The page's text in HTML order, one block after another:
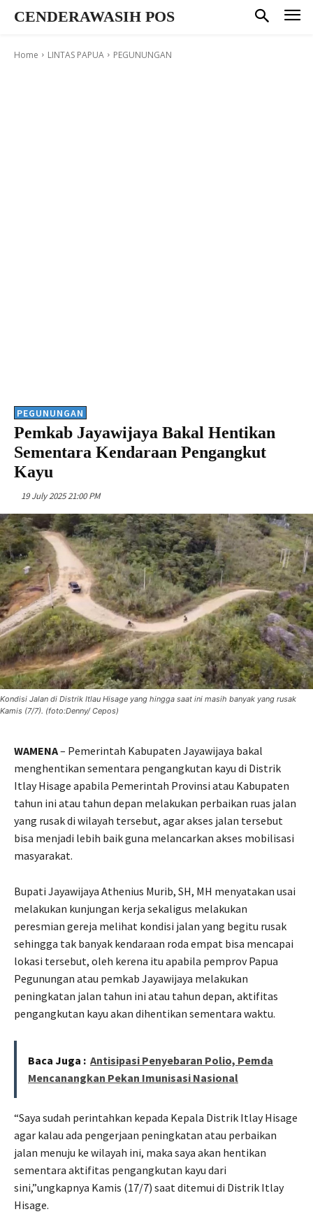
CENDERAWASIH POS
Home LINTAS PAPUA PEGUNUNGAN
PEGUNUNGAN
Pemkab Jayawijaya Bakal Hentikan
Sementara Kendaraan Pengangkut
Kayu
19 July 2025 21:00 PM
Kondisi Jalan di Distrik Itlau Hisage yang hingga saat ini masih banyak yang rusak
Kamis (7/7). (foto:Denny/ Cepos)
WAMENA– Pemerintah Kabupaten Jayawijaya bakal
menghentikan sementara pengangkutan kayu di Distrik
Itlay Hisage apabila Pemerintah Provinsi atau Kabupaten
tahun ini atau tahun depan melakukan perbaikan ruas jalan
yang rusak di wilayah tersebut, agar akses jalan tersebut
bisa menjadi lebih baik guna melancarkan akses mobilisasi
masyarakat.
Bupati Jayawijaya Athenius Murib, SH, MH menyatakan usai
melakukan kunjungan kerja sekaligus melakukan
peresmian gereja melihat kondisi jalan yang begitu rusak
sehingga tak banyak kendaraan roda empat bisa mencapai
lokasi tersebut, oleh kerena itu apabila pemprov Papua
Pegunungan atau pemkab Jayawijaya melakukan
peningkatan jalan tahun ini atau tahun depan, aktifitas
pengangkutan kayu akan dihentikan sementara waktu.
Baca Juga : Antisipasi Penyebaran Polio, Pemda
Mencanangkan Pekan Imunisasi Nasional
“Saya sudah perintahkan kepada Kepala Distrik Itlay Hisage
agar kalau ada pengerjaan peningkatan atau perbaikan
jalan menuju ke wilayah ini, maka saya akan hentikan
sementara aktifitas pengangkutan kayu dari
sini,”ungkapnya Kamis (17/7) saat ditemui di Distrik Itlay
Hisage.